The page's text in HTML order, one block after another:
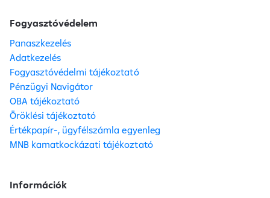
Fogyasztóvédelem
Panaszkezelés
Adatkezelés
Fogyasztóvédelmi tájékoztató
Pénzügyi Navigátor
OBA tájékoztató
Öröklési tájékoztató
Értékpapír-, ügyfélszámla egyenleg
MNB kamatkockázati tájékoztató
Információk